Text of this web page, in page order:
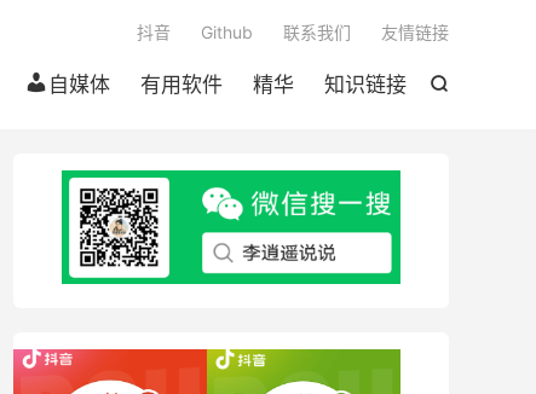

自媒体 有用软件 精华 知识链接
抖音 Github 联系我们 友情链接